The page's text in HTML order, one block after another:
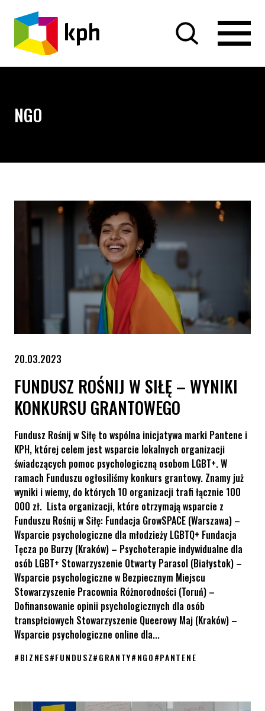
PRZEJDŹ DO TREŚCI
NGO
20.03.2023
FUNDUSZ ROŚNIJ W SIŁĘ – WYNIKI
KONKURSU GRANTOWEGO
Fundusz Rośnij w Siłę to wspólna inicjatywa marki Pantene i
KPH, której celem jest wsparcie lokalnych organizacji
świadczących pomoc psychologiczną osobom LGBT+. W
ramach Funduszu ogłosiliśmy konkurs grantowy. Znamy już
wyniki i wiemy, do których 10 organizacji trafi łącznie 100
000 zł. Lista organizacji, które otrzymają wsparcie z
Funduszu Rośnij w Siłę: Fundacja GrowSPACE (Warszawa) –
Wsparcie psychologiczne dla młodzieży LGBTQ+ Fundacja
Tęcza po Burzy (Kraków) – Psychoterapie indywidualne dla
osób LGBT+ Stowarzyszenie Otwarty Parasol (Białystok) –
Wsparcie psychologiczne w Bezpiecznym Miejscu
Stowarzyszenie Pracownia Różnorodności (Toruń) –
Dofinansowanie opinii psychologicznych dla osób
transpłciowych Stowarzyszenie Queerowy Maj (Kraków) –
Wsparcie psychologiczne online dla...
#BIZNES#FUNDUSZ#GRANTY#NGO#PANTENE